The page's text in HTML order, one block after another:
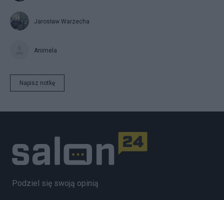
Jarosław Warzecha
Animela
Napisz notkę
Podziel się swoją opinią